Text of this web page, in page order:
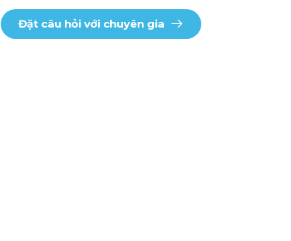
Đặt câu hỏi với chuyên gia